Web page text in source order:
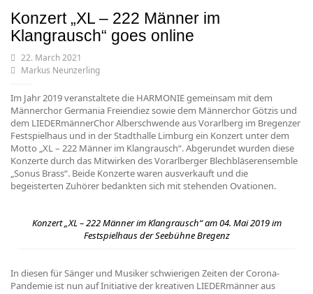
Konzert „XL – 222 Männer im
Klangrausch“ goes online
22. March 2021
Markus Neunzerling
Im Jahr 2019 veranstaltete die HARMONIE gemeinsam mit dem
Männerchor Germania Freiendiez sowie dem Männerchor Götzis und
dem LIEDERmännerChor Alberschwende aus Vorarlberg im Bregenzer
Festspielhaus und in der Stadthalle Limburg ein Konzert unter dem
Motto „XL – 222 Männer im Klangrausch“. Abgerundet wurden diese
Konzerte durch das Mitwirken des Vorarlberger Blechbläserensemble
„Sonus Brass“. Beide Konzerte waren ausverkauft und die
begeisterten Zuhörer bedankten sich mit stehenden Ovationen.
Konzert „XL – 222 Männer im Klangrausch“ am 04. Mai 2019 im
Festspielhaus der Seebühne Bregenz
In diesen für Sänger und Musiker schwierigen Zeiten der Corona-
Pandemie ist nun auf Initiative der kreativen LIEDERmänner aus